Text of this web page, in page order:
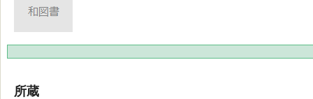
所蔵